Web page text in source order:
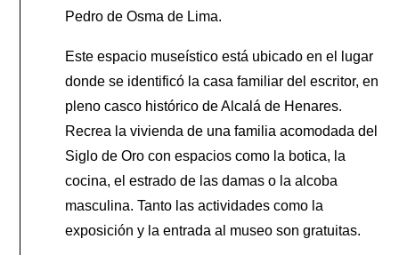
Pedro de Osma de Lima.
Este espacio museístico está ubicado en el lugar
donde se identificó la casa familiar del escritor, en
pleno casco histórico de Alcalá de Henares.
Recrea la vivienda de una familia acomodada del
Siglo de Oro con espacios como la botica, la
cocina, el estrado de las damas o la alcoba
masculina. Tanto las actividades como la
exposición y la entrada al museo son gratuitas.